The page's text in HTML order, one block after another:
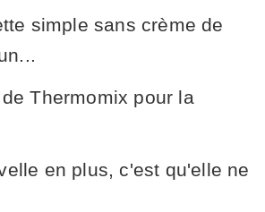
simple sans crème de
Thermomix pour la
en plus, c'est qu'elle ne